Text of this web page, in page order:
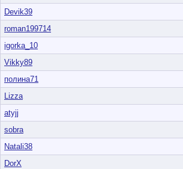
Devik39
roman199714
igorka_10
Vikky89
полина71
Lizza
atyjj
sobra
Natali38
DorX